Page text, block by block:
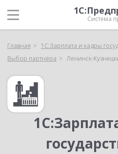
Система
Главная
1С:Зарплата и кадры
Выбор партнёра
Ленинск-